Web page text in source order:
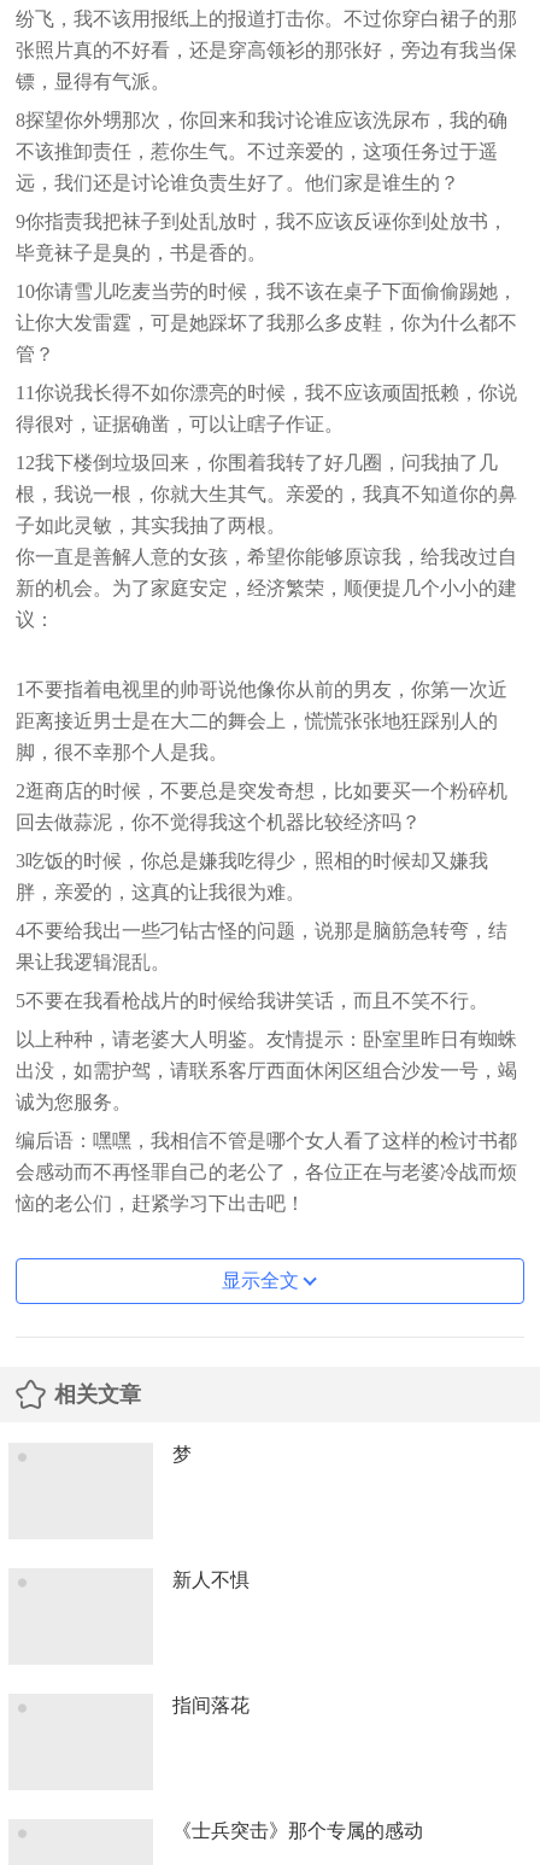
纷飞，我不该用报纸上的报道打击你。不过你穿白裙子的那
张照片真的不好看，还是穿高领衫的那张好，旁边有我当保
镖，显得有气派。
8探望你外甥那次，你回来和我讨论谁应该洗尿布，我的确
不该推卸责任，惹你生气。不过亲爱的，这项任务过于遥
远，我们还是讨论谁负责生好了。他们家是谁生的？
9你指责我把袜子到处乱放时，我不应该反诬你到处放书，
毕竟袜子是臭的，书是香的。
10你请雪儿吃麦当劳的时候，我不该在桌子下面偷偷踢她，
让你大发雷霆，可是她踩坏了我那么多皮鞋，你为什么都不
管？
11你说我长得不如你漂亮的时候，我不应该顽固抵赖，你说
得很对，证据确凿，可以让瞎子作证。
12我下楼倒垃圾回来，你围着我转了好几圈，问我抽了几
根，我说一根，你就大生其气。亲爱的，我真不知道你的鼻
子如此灵敏，其实我抽了两根。
你一直是善解人意的女孩，希望你能够原谅我，给我改过自
新的机会。为了家庭安定，经济繁荣，顺便提几个小小的建
议：
1不要指着电视里的帅哥说他像你从前的男友，你第一次近
距离接近男士是在大二的舞会上，慌慌张张地狂踩别人的
脚，很不幸那个人是我。
2逛商店的时候，不要总是突发奇想，比如要买一个粉碎机
回去做蒜泥，你不觉得我这个机器比较经济吗？
3吃饭的时候，你总是嫌我吃得少，照相的时候却又嫌我
胖，亲爱的，这真的让我很为难。
4不要给我出一些刁钻古怪的问题，说那是脑筋急转弯，结
果让我逻辑混乱。
5不要在我看枪战片的时候给我讲笑话，而且不笑不行。
以上种种，请老婆大人明鉴。友情提示：卧室里昨日有蜘蛛
出没，如需护驾，请联系客厅西面休闲区组合沙发一号，竭
诚为您服务。
编后语：嘿嘿，我相信不管是哪个女人看了这样的检讨书都
会感动而不再怪罪自己的老公了，各位正在与老婆冷战而烦
恼的老公们，赶紧学习下出击吧！
显示全文
相关文章
梦
新人不惧
指间落花
《士兵突击》那个专属的感动